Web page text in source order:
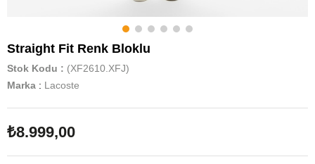
Straight Fit Renk Bloklu
Stok Kodu
(XF2610.XFJ)
Marka : Lacoste
₺8.999,00